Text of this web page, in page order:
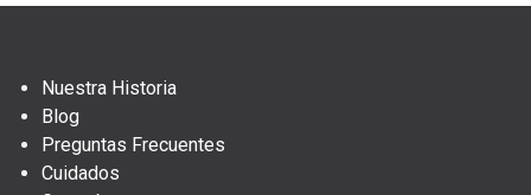
Nuestra Historia
Blog
Preguntas Frecuentes
Cuidados